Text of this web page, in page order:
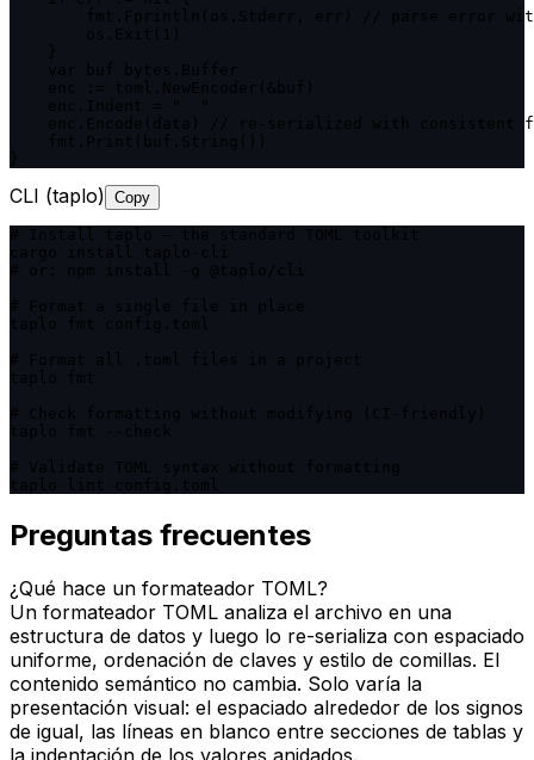
fmt.Fprintln(os.Stderr, err) // parse error
enc.Encode(data) // re-serialized with consistent
CLI (taplo) Copy
Preguntas frecuentes
¿Qué hace un formateador TOML?
Un formateador TOML analiza el archivo en una
estructura de datos y luego lo re-serializa con espaciado
uniforme, ordenación de claves y estilo de comillas. El
contenido semántico no cambia. Solo varía la
presentación visual: el espaciado alrededor de los signos
de igual, las líneas en blanco entre secciones de tablas y
la indentación de los valores anidados.